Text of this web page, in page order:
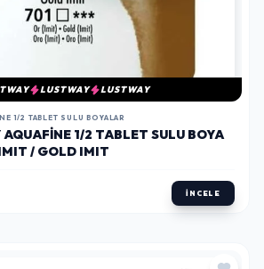
LUSTWAY LUSTWAY
1/2 TABLET SULU BOYALAR
AQUAFINE 1/2 TABLET SULU BOYA
/ GOLD IMIT
İNCELE